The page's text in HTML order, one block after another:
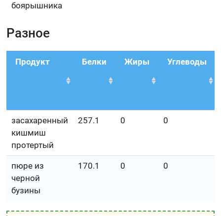
боярышника
Разное
Продукт Белки Жиры Углеводы
засахаренный
кишмиш
протертый
257.1 0 0
пюре из
черной
бузины
170.1 0 0